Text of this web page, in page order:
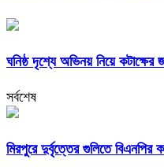
ঘনিষ্ঠ দৃশ্যে অভিনয় নিয়ে কটাক্ষের
সর্বশেষ
মিরপুরে দুর্বৃত্তের গুলিতে